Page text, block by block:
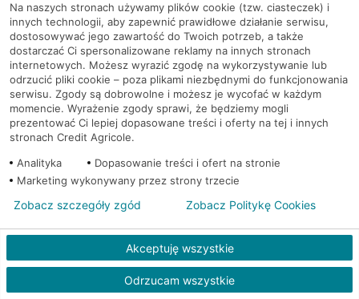
Tarnowskie Góry, Kościuszki 5
Tarnowskie Góry, Łotewska 5
Tarnowskie Góry, Piłsudskiego 6
Tarnowskie Góry, Rynek 11
Tarnowskie Góry, Siewierska 73
Tarnowskie Góry, Strzelecka 5
Tarnowskie Góry, Strzelecka 5
Tarnowskie Góry, Strzelecka 5
Na naszych stronach używamy plików cookie (tzw. ciasteczek) i
innych technologii, aby zapewnić prawidłowe działanie serwisu,
dostosowywać jego zawartość do Twoich potrzeb, a także
dostarczać Ci spersonalizowane reklamy na innych stronach
internetowych. Możesz wyrazić zgodę na wykorzystywanie lub
odrzucić pliki cookie – poza plikami niezbędnymi do funkcjonowania
serwisu. Zgody są dobrowolne i możesz je wycofać w każdym
momencie. Wyrażenie zgody sprawi, że będziemy mogli
prezentować Ci lepiej dopasowane treści i oferty na tej i innych
stronach Credit Agricole.
Analityka
Dopasowanie treści i ofert na stronie
Marketing wykonywany przez strony trzecie
Akceptuję wszystkie
Odrzucam wszystkie
Zobacz szczegóły zgód Zobacz Politykę Cookies